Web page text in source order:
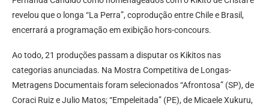
revelou que o longa “La Perra”, coprodução entre Chile e Brasil,
encerrará a programação em exibição hors-concours.
Ao todo, 21 produções passam a disputar os Kikitos nas
categorias anunciadas. Na Mostra Competitiva de Longas-
Metragens Documentais foram selecionados “Afrontosa” (SP), de
Coraci Ruiz e Julio Matos; “Empeleitada” (PE), de Micaele Xukuru,